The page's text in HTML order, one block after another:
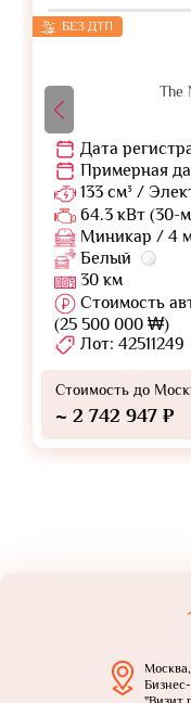
БЕЗ ДТП
The
Дата
Примерная
133 см³ /
64.3 кВт (30-
Миникар / 4
Белый
30 км
Стоимость
(25 500 000 ₩)
Лот: 42511249
Стоимость до
~ 2 742 947 ₽